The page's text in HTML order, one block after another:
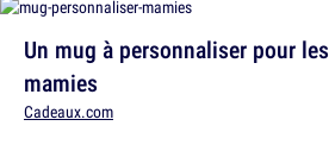
Un mug à personnaliser pour les
mamies
Cadeaux.com